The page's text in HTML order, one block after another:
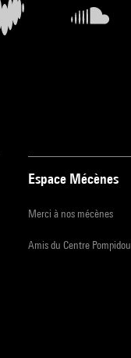
Espace Mécènes
Merci à nos mécènes
Amis du Centre Pompidou